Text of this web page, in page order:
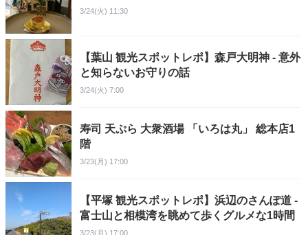
3/24(火) 11:30
【葉山 観光スポットレポ】森戸大明神 - 意外
と知らないお守りの話
3/24(火) 7:00
寿司 天ぷら 大衆酒場 「いろは丸」 総本店1
階
3/23(月) 17:00
【平塚 観光スポットレポ】浜辺のさんぽ道 -
富士山と相模湾を眺めて歩くグルメな1時間
3/23(月) 17:00